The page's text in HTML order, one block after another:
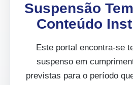
Suspensão
Conteúdo
Este portal encontra-se
suspenso em
previstas para o período